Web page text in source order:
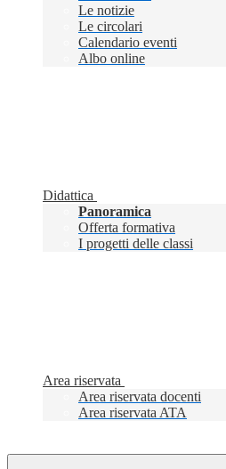
Le notizie
Le circolari
Calendario eventi
Albo online
Didattica
Panoramica
Offerta formativa
I progetti delle classi
Area riservata
Area riservata docenti
Area riservata ATA